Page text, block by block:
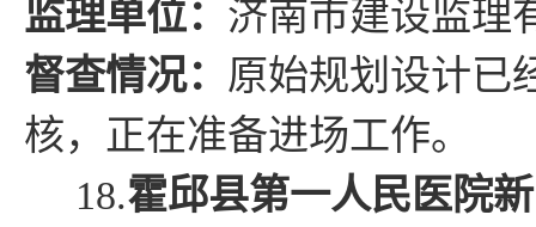
监理单位： 济南市建设监理
督查情况： 原始规划设计已
核，正在准备进场工作。
18.霍邱县第一人民医院